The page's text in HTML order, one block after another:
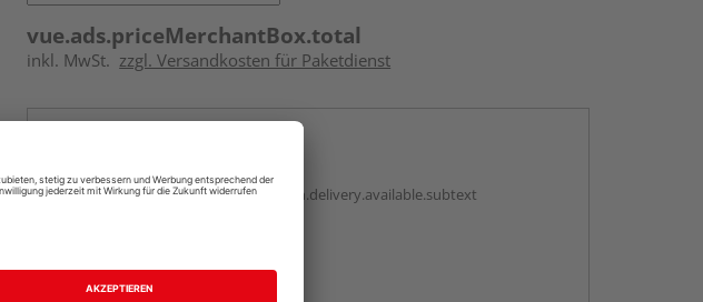
vue.ads.priceMerchantBox.total
inkl. MwSt. zzgl. Versandkosten für Paketdienst
Auf Lager:
vue.ads.priceMerchantBox.option.delivery.available.subtext
Auf Lager:Abholung möglich